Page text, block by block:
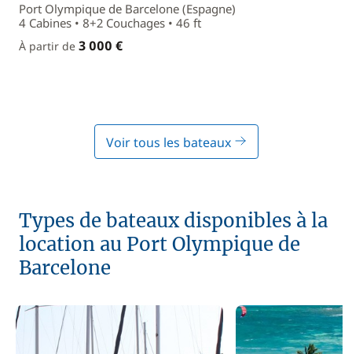
Port Olympique de Barcelone (Espagne)
4 Cabines • 8+2 Couchages • 46 ft
À partir de 3 000 €
Voir tous les bateaux
Types de bateaux disponibles à la
location au Port Olympique de
Barcelone